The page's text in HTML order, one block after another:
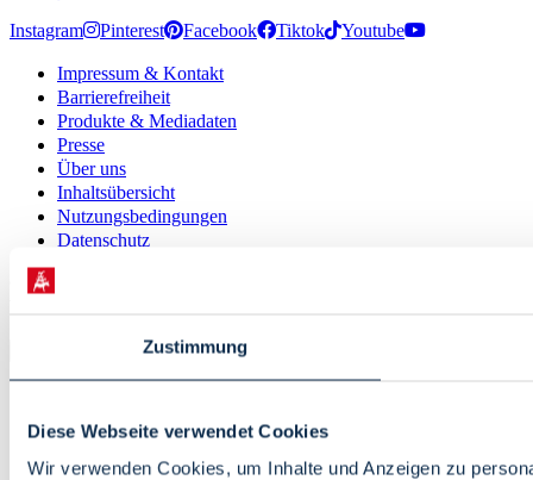
Zustimmung
Diese Webseite verwendet Cookies
Wir verwenden Cookies, um Inhalte und Anzeigen zu
Instagram Pinterest Facebook Tiktok Youtube
Impressum & Kontakt
Barrierefreiheit
Produkte & Mediadaten
Presse
Über uns
Inhaltsübersicht
Nutzungsbedingungen
Datenschutz
© 2026 · Bremen Online - eine Abteilung der WFB